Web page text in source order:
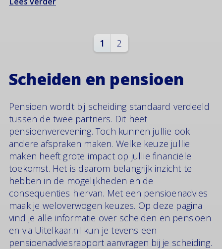
1 2
Scheiden en pensioen
Pensioen wordt bij scheiding standaard verdeeld
tussen de twee partners. Dit heet
pensioenverevening. Toch kunnen jullie ook
andere afspraken maken. Welke keuze jullie
maken heeft grote impact op jullie financiële
toekomst. Het is daarom belangrijk inzicht te
hebben in de mogelijkheden en de
consequenties hiervan. Met een pensioenadvies
maak je weloverwogen keuzes. Op deze pagina
vind je alle informatie over scheiden en pensioen
en via Uitelkaar.nl kun je tevens een
pensioenadviesrapport aanvragen bij je scheiding.